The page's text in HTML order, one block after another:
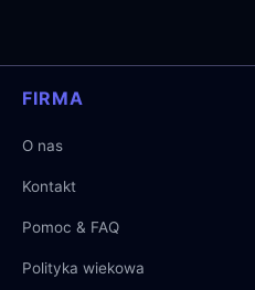
FIRMA
O nas
Kontakt
Pomoc & FAQ
Polityka wiekowa